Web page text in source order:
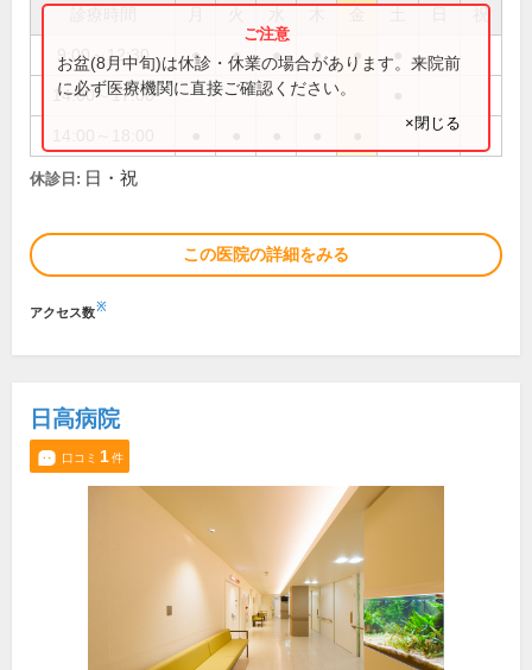
祝
9:00～12:30 ● ● ● ● ●
14:00～17:00
お盆(8月中旬)は休診・休業の場合があります。来院前
に必ず医療機関に直接ご確認ください。
×閉じる
休診日: 日・祝
この医院の詳細をみる
アクセス数※
日高病院
口コミ 1件